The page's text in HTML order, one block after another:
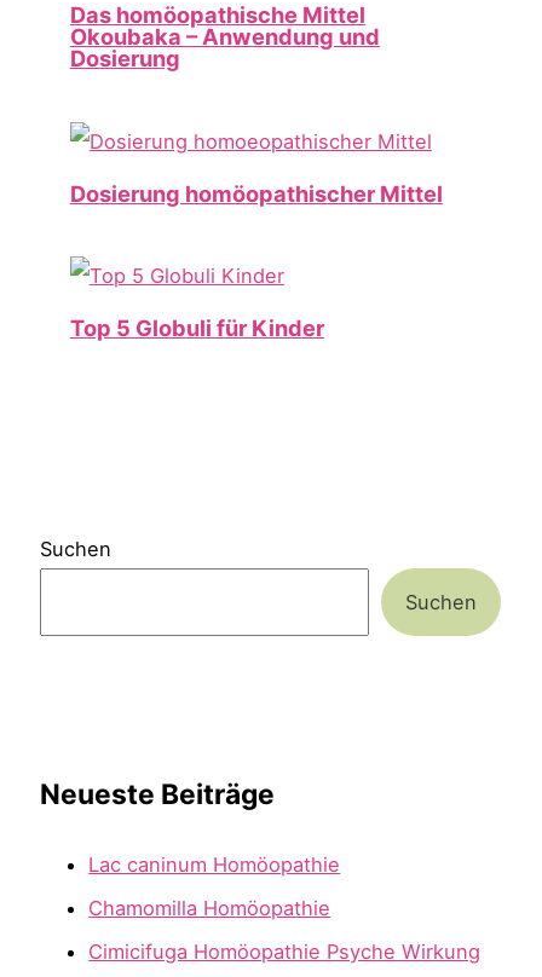
Das homöopathische Mittel
Okoubaka – Anwendung und
Dosierung
Dosierung homöopathischer Mittel
Top 5 Globuli für Kinder
Suchen
Suchen
Neueste Beiträge
Lac caninum Homöopathie
Chamomilla Homöopathie
Cimicifuga Homöopathie Psyche Wirkung